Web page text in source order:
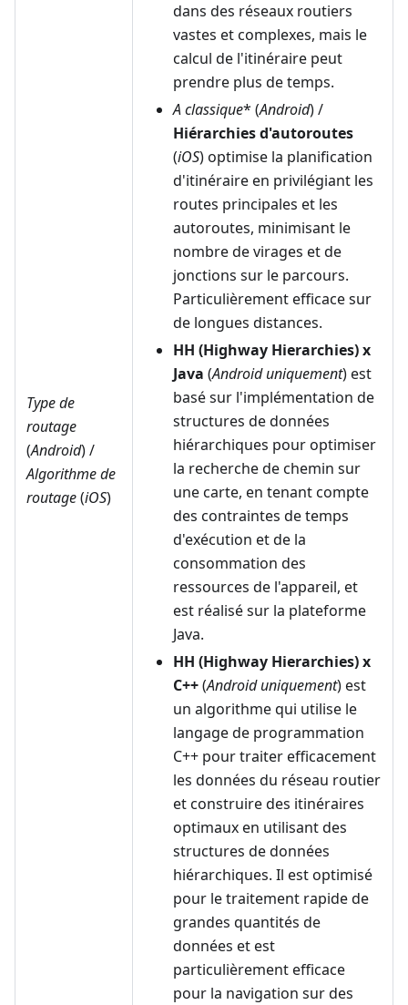
Type de
routage
(Android) /
Algorithme de
routage(iOS)
dans des réseaux routiers
vastes et complexes, mais le
calcul de l'itinéraire peut
prendre plus de temps.
Aclassique* (Android) /
Hiérarchies d'autoroutes
(iOS) optimise la planification
d'itinéraire en privilégiant les
routes principales et les
autoroutes, minimisant le
nombre de virages et de
jonctions sur le parcours.
Particulièrement efficace sur
de longues distances.
HH (Highway Hierarchies) x
Java (Android uniquement) est
basé sur l'implémentation de
structures de données
hiérarchiques pour optimiser
la recherche de chemin sur
une carte, en tenant compte
des contraintes de temps
d'exécution et de la
consommation des
ressources de l'appareil, et
est réalisé sur la plateforme
Java.
HH (Highway Hierarchies) x
C++(Android uniquement) est
un algorithme qui utilise le
langage de programmation
C++ pour traiter efficacement
les données du réseau routier
et construire des itinéraires
optimaux en utilisant des
structures de données
hiérarchiques. Il est optimisé
pour le traitement rapide de
grandes quantités de
données et est
particulièrement efficace
pour la navigation sur des